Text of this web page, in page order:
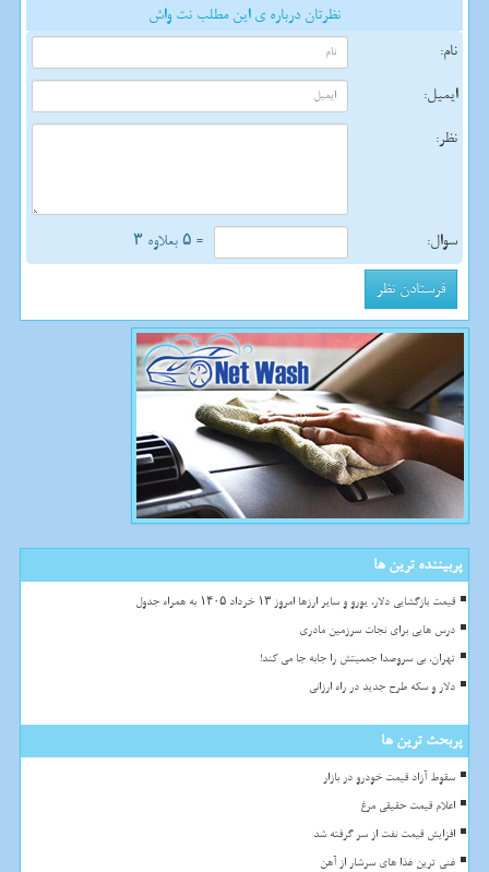
نظرتان درباره ی این مطلب نت واش
نام:
ایمیل:
نظر:
سوال: = ۵ بعلاوه ۳
پربیننده ترین ها
قیمت بازگشایی دلار، یورو و سایر ارزها امروز ۱۳ خرداد ۱۴۰۵ به همراه جدول
درس هایی برای نجات سرزمین مادری
تهران، بی سروصدا جمعیتش را جابه جا می کند!
دلار و سکه طرح جدید در راه ارزانی
پربحث ترین ها
سقوط آزاد قیمت خودرو در بازار
اعلام قیمت حقیقی مرغ
افزایش قیمت نفت از سر گرفته شد
غنی ترین غذا های سرشار از آهن